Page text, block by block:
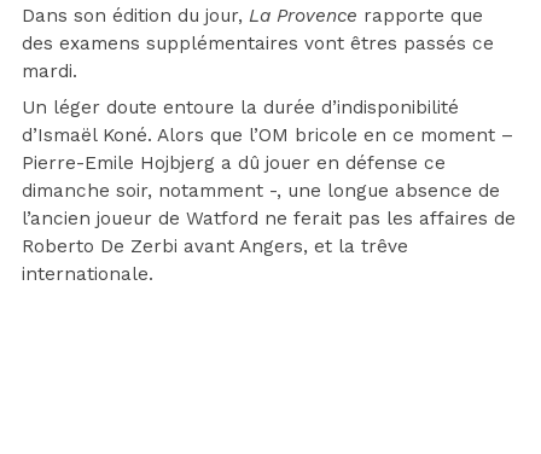
Dans son édition du jour, La Provence rapporte que
des examens supplémentaires vont êtres passés ce
mardi.
Un léger doute entoure la durée d’indisponibilité
d’Ismaël Koné. Alors que l’OM bricole en ce moment –
Pierre-Emile Hojbjerg a dû jouer en défense ce
dimanche soir, notamment -, une longue absence de
l’ancien joueur de Watford ne ferait pas les affaires de
Roberto De Zerbi avant Angers, et la trêve
internationale.